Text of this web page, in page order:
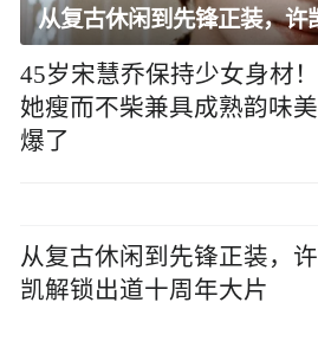
45岁宋慧乔保持少女身材！
她瘦而不柴兼具成熟韵味美
爆了
从复古休闲到先锋正装，许
凯解锁出道十周年大片